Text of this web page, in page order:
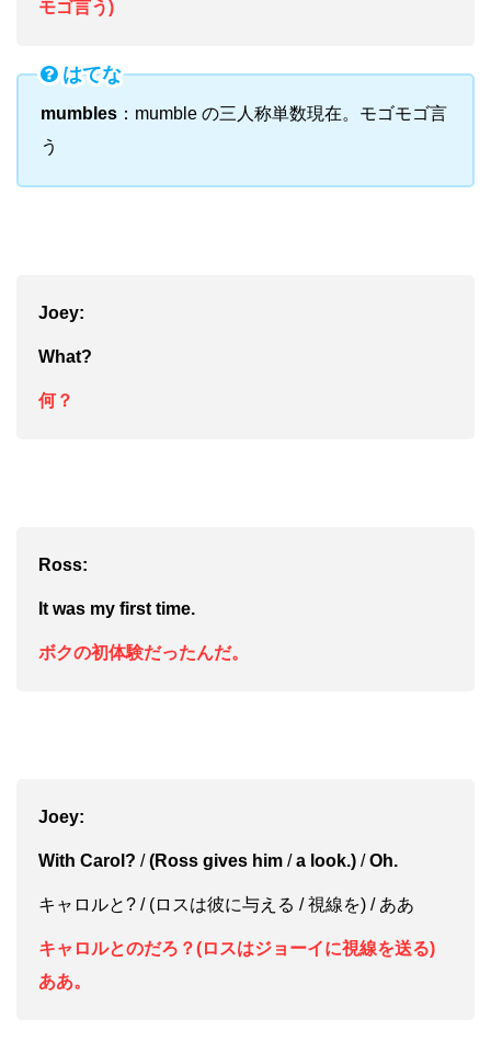
モゴ言う)
はてな
mumbles ：mumble の三人称単数現在。モゴモゴ言
う
Joey:
What?
何？
Ross:
It was my first time.
ボクの初体験だったんだ。
Joey:
With Carol? /(Ross gives him /a look.) /Oh.
キャロルと? / (ロスは彼に与える / 視線を) / ああ
キャロルとのだろ？(ロスはジョーイに視線を送る)
ああ。